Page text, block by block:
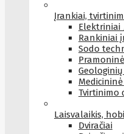
Įrankiai,
Rankiniai
Sodo
Tvirtinimo
Laisvalaikis,
Dviračiai